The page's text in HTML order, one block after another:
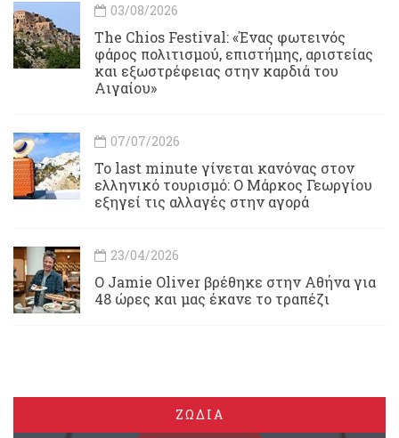
03/08/2026
Τhe Chios Festival: «Ένας φωτεινός
φάρος πολιτισμού, επιστήμης, αριστείας
και εξωστρέφειας στην καρδιά του
Αιγαίου»
07/07/2026
Το last minute γίνεται κανόνας στον
ελληνικό τουρισμό: Ο Μάρκος Γεωργίου
εξηγεί τις αλλαγές στην αγορά
23/04/2026
Ο Jamie Oliver βρέθηκε στην Αθήνα για
48 ώρες και μας έκανε το τραπέζι
ΖΩΔΙΑ